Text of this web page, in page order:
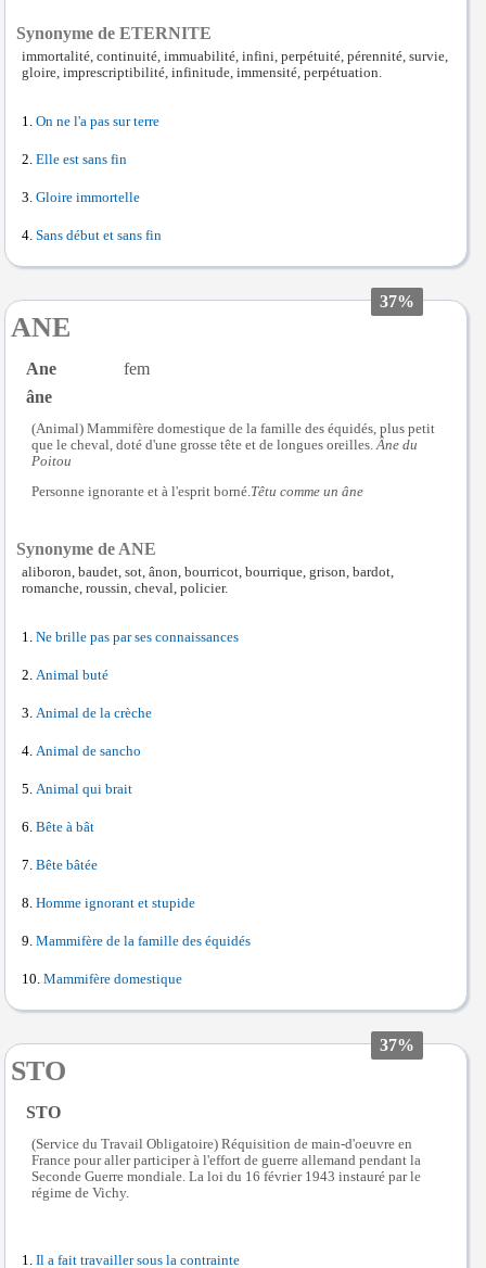
Synonyme de ETERNITE
immortalité, continuité, immuabilité, infini, perpétuité, pérennité, survie,
gloire, imprescriptibilité, infinitude, immensité, perpétuation.
On ne l'a pas sur terre
Elle est sans fin
Gloire immortelle
Sans début et sans fin
37%
ANE
Ane
fem
âne
(Animal) Mammifère domestique de la famille des équidés, plus petit
que le cheval, doté d'une grosse tête et de longues oreilles. Âne du
Poitou
Personne ignorante et à l'esprit borné. Têtu comme un âne
Synonyme de ANE
aliboron, baudet, sot, ânon, bourricot, bourrique, grison, bardot,
romanche, roussin, cheval, policier.
Ne brille pas par ses connaissances
Animal buté
Animal de la crèche
Animal de sancho
Animal qui brait
Bête à bât
Bête bâtée
Homme ignorant et stupide
Mammifère de la famille des équidés
Mammifère domestique
37%
STO
STO
(Service du Travail Obligatoire) Réquisition de main-d'oeuvre en
France pour aller participer à l'effort de guerre allemand pendant la
Seconde Guerre mondiale. La loi du 16 février 1943 instauré par le
régime de Vichy.
Il a fait travailler sous la contrainte